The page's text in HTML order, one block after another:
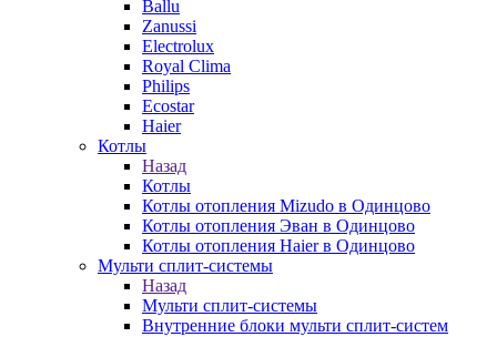
Ballu
Zanussi
Electrolux
Royal Clima
Philips
Ecostar
Haier
Котлы
Назад
Котлы
Котлы отопления Mizudo в Одинцово
Котлы отопления Эван в Одинцово
Котлы отопления Haier в Одинцово
Мульти сплит-системы
Назад
Мульти сплит-системы
Внутренние блоки мульти сплит-систем